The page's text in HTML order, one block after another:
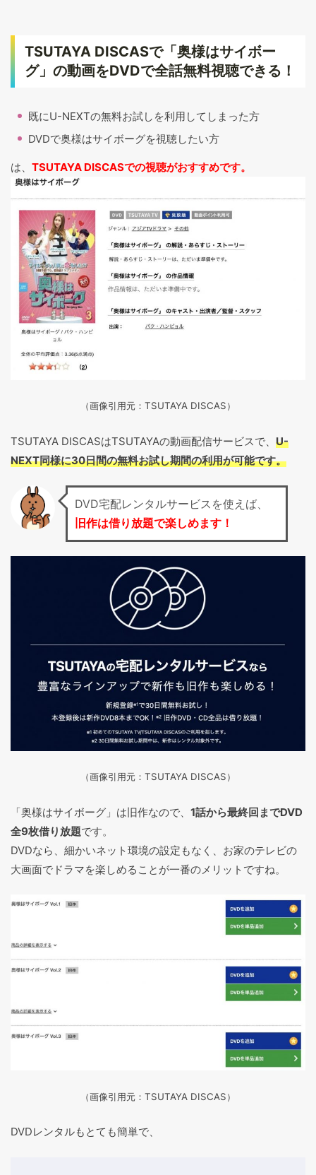
TSUTAYA DISCASで「奥様はサイボー
グ」の動画をDVDで全話無料視聴できる！
既にU-NEXTの無料お試しを利用してしまった方
DVDで奥様はサイボーグを視聴したい方
は、 TSUTAYA DISCASでの視聴がおすすめです。
（画像引用元：TSUTAYA DISCAS）
TSUTAYA DISCASはTSUTAYAの動画配信サービスで、 U-
NEXT同様に30日間の無料お試し期間の利用が可能です。
DVD宅配レンタルサービスを使えば、
旧作は借り放題で楽しめます！
（画像引用元：TSUTAYA DISCAS）
「奥様はサイボーグ」は旧作なので、 1話から最終回までDVD
全9枚借り放題です。
DVDなら、細かいネット環境の設定もなく、お家のテレビの
大画面でドラマを楽しめることが一番のメリットですね。
（画像引用元：TSUTAYA DISCAS）
DVDレンタルもとても簡単で、